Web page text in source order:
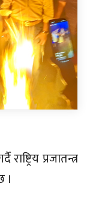
प्रजातन्त्र
।